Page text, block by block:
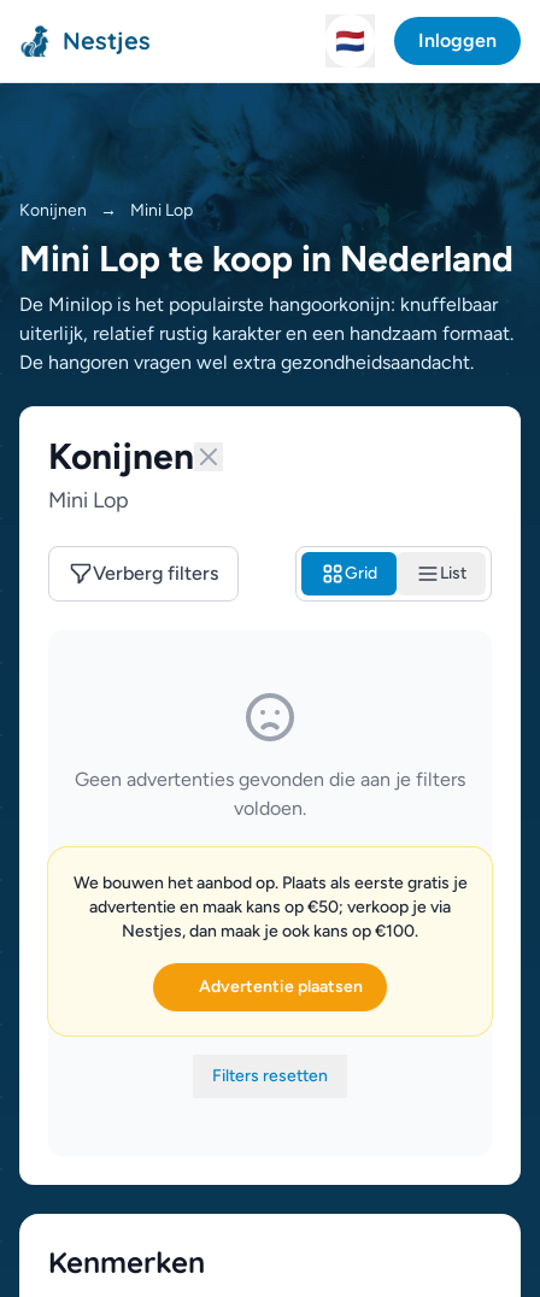
Nestjes 🇳🇱 Inloggen
Konijnen → Mini Lop
Mini Lop te koop in Nederland
De Minilop is het populairste hangoorkonijn: knuffelbaar
uiterlijk, relatief rustig karakter en een handzaam formaat.
De hangoren vragen wel extra gezondheidsaandacht.
Konijnen
Mini Lop
Verberg filters Grid List
Geen advertenties gevonden die aan je filters
voldoen.
We bouwen het aanbod op. Plaats als eerste gratis je
advertentie en maak kans op €50; verkoop je via
Nestjes, dan maak je ook kans op €100.
Advertentie plaatsen
Filters resetten
Kenmerken